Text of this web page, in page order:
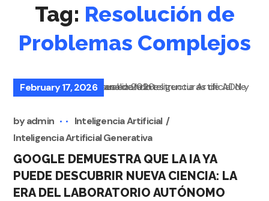
Tag: Resolución de
Problemas Complejos
February 17, 2026
byadmin
Inteligencia Artificial
Inteligencia Artificial Generativa
GOOGLE DEMUESTRA QUE LA IA YA
PUEDE DESCUBRIR NUEVA CIENCIA: LA
ERA DEL LABORATORIO AUTÓNOMO